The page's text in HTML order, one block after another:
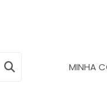
MINHA